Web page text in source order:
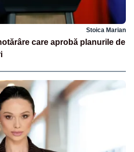
Stoica Marian
care aprobă planurile de